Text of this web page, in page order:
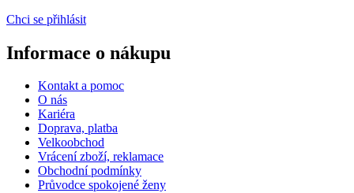
Chci se přihlásit
Informace o nákupu
Kontakt a pomoc
O nás
Kariéra
Doprava, platba
Velkoobchod
Vrácení zboží, reklamace
Obchodní podmínky
Průvodce spokojené ženy